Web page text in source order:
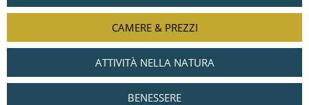
CAMERE & PREZZI
ATTIVITÀ NELLA NATURA
BENESSERE